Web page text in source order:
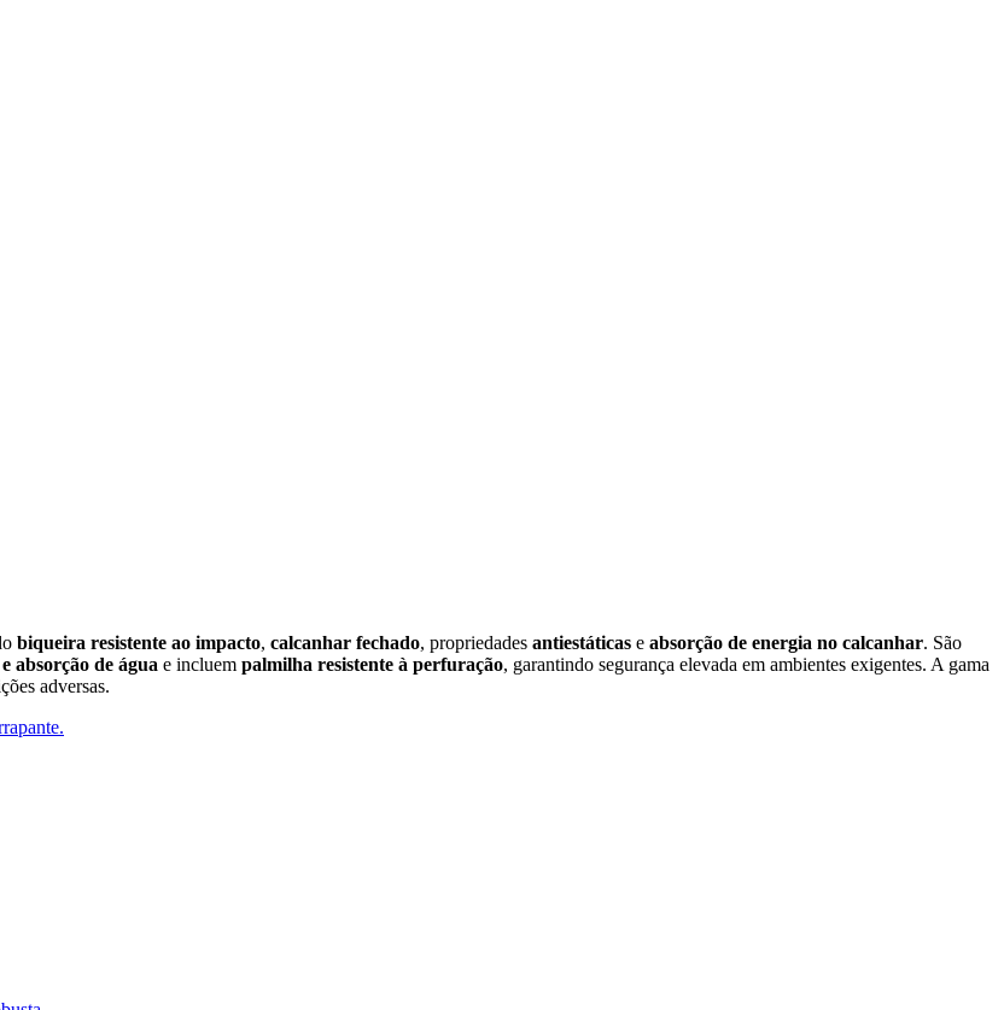
biqueira resistente ao impacto, calcanhar fechado, propriedades antiestáticas e absorção de energia no calcanhar. São
absorção de água e incluem palmilha resistente à perfuração, garantindo segurança elevada em ambientes exigentes. A gama
adversas.